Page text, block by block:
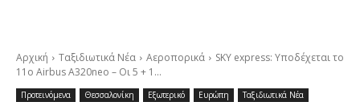
Αρχική Ταξιδιωτικά Νέα Αεροπορικά
SKY express: Υποδέχεται το
11ο Airbus A320neo – Οι 5 + 1...
Προτεινόμενα Θεσσαλονίκη Εξωτερικό Ευρώπη
Ταξιδιωτικά Νέα